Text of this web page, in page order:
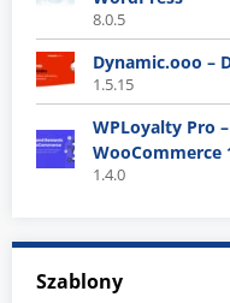
8.0.5
Dynamic.ooo –
1.5.15
WPLoyalty Pro
WooCommerce
1.4.0
Szablony